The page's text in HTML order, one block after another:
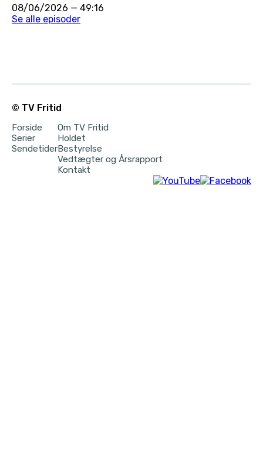
08/06/2026 — 49:16
Se alle episoder
© TV Fritid
Forside
Serier
Sendetider
Om TV Fritid
Holdet
Bestyrelse
Vedtægter og Årsrapport
Kontakt